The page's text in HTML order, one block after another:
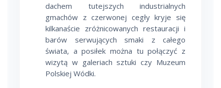
dachem tutejszych industrialnych
gmachów z czerwonej cegły kryje się
kilkanaście zróżnicowanych restauracji i
barów serwujących smaki z całego
świata, a posiłek można tu połączyć z
wizytą w galeriach sztuki czy Muzeum
Polskiej Wódki.